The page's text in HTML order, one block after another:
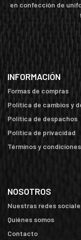
en confección de
INFORMACIÓN
Formas de compras
Política de cambios y
Política de despachos
Política de privacidad
Términos y condiciones
NOSOTROS
Nuestras redes
Quiénes somos
Contacto